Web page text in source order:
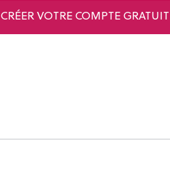
VOTRE COMPTE GRATUIT